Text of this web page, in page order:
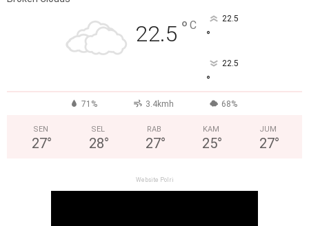
22.5 ° C 22.5
°
22.5
°
71% 3.4kmh 68%
SEN
27°
SEL
28°
RAB
27°
KAM
25°
JUM
27°
Website Polri